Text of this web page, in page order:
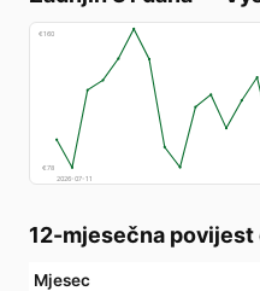
€160
€78
2026-07-11
12-mjesečna povijest
Mjesec